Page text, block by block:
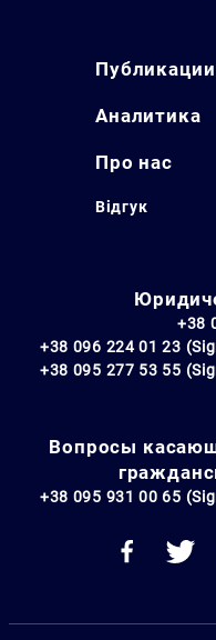
Публикации
Аналитика
Про нас
Відгук
+38
+38 096 224 01 23
+38 095 277 53 55
Вопросы
+38 095 931 00 65